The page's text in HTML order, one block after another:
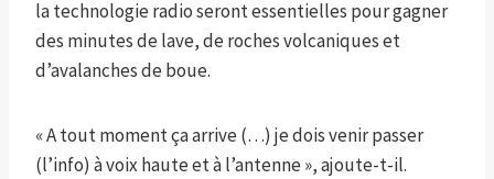
la technologie radio seront essentielles pour gagner
des minutes de lave, de roches volcaniques et
d’avalanches de boue.
« A tout moment ça arrive (…) je dois venir passer
(l’info) à voix haute et à l’antenne », ajoute-t-il.